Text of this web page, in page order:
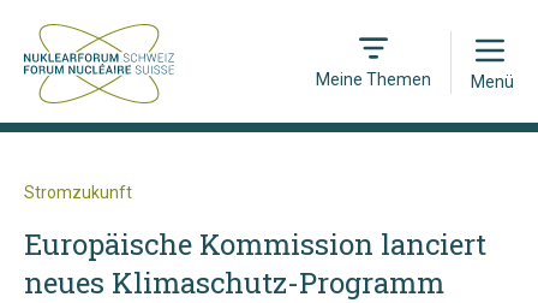
Meine Themen
Open
Menü
Stromzukunft
Europäische Kommission lanciert
neues Klimaschutz-Programm